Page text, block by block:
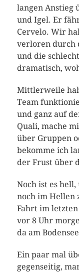
langen Anstieg
und Igel. Er
Cervelo. Wir
verloren durch
und die
dramatisch,
Mittlerweile
Team
und ganz auf
Quali, mache
über Gruppen
bekomme ich
der Frust über
Noch ist es
noch im Hellen
Fahrt im
vor 8 Uhr
da am
Ein paar mal
gegenseitig,